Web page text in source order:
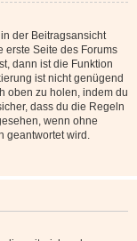
der Beitragsansicht
erste Seite des Forums
dann ist die Funktion
ist nicht genügend
oben zu holen, indem du
dass du die Regeln
wenn ohne
geantwortet wird.